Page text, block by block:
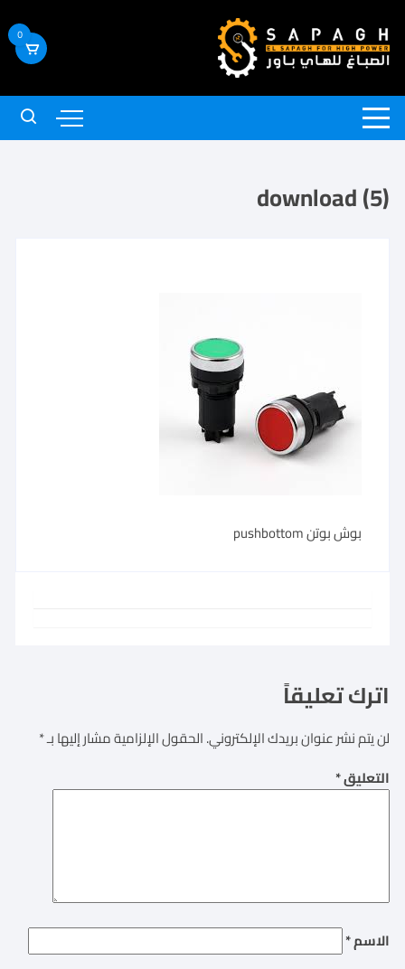
0
download (5)
بوش بوتن pushbottom
اترك تعليقاً
لن يتم نشر عنوان بريدك الإلكتروني.الحقول الإلزامية مشار إليها بـ*
التعليق*
الاسم*